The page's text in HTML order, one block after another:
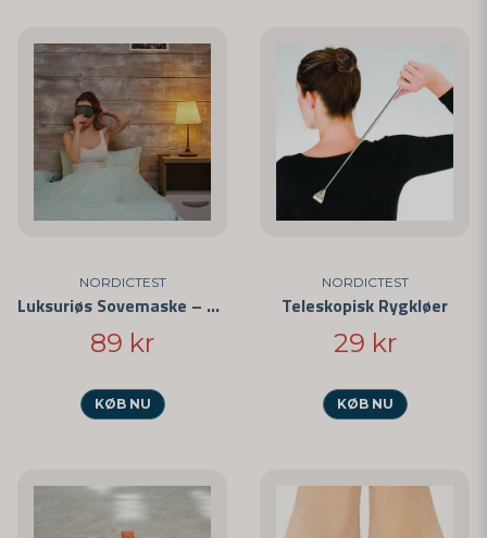
NORDICTEST
Luksuriøs Sovemaske – Blød og Behagelig
89 kr
KØB NU
NORDICTEST
Teleskopisk Rygkløer
29 kr
KØB NU